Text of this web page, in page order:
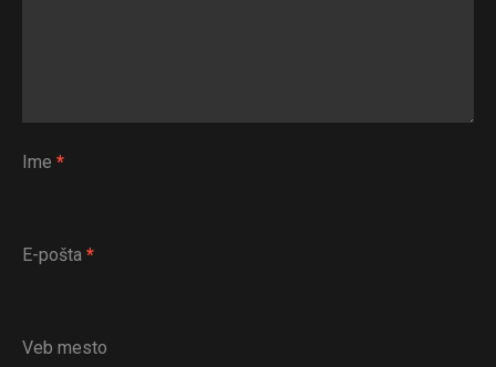
Ime *
E-pošta *
Veb mesto